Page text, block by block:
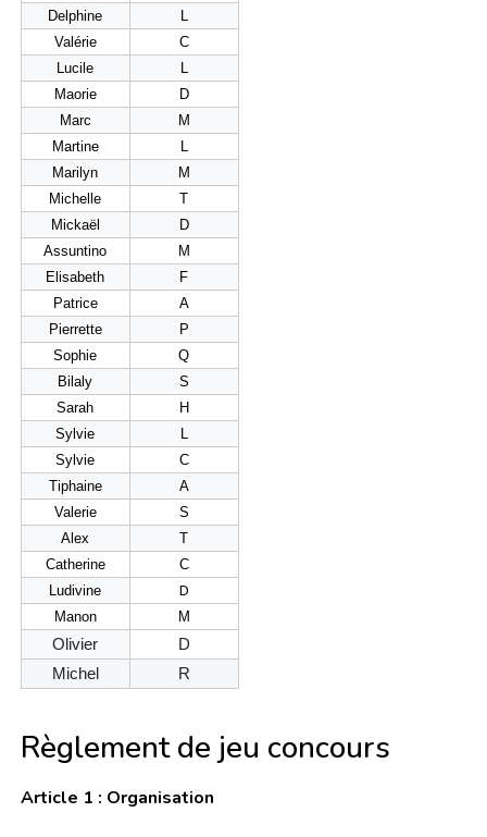
Delphine
L
Valérie
C
Lucile
L
Maorie
D
Marc
M
Martine
L
Marilyn
M
Michelle
T
Mickaël
D
Assuntino
M
Elisabeth
F
Patrice
A
Pierrette
P
Sophie
Q
Bilaly
S
Sarah
H
Sylvie
L
Sylvie
C
Tiphaine
A
Valerie
S
Alex
T
Catherine
C
Ludivine
D
Manon
M
Olivier
D
Michel
R
Règlement de jeu concours
Article 1 : Organisation